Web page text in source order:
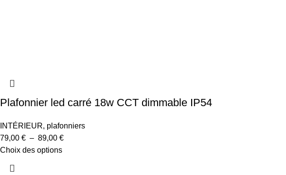
Plafonnier led carré 18w CCT dimmable IP54
INTÉRIEUR, plafonniers
79,00 € – 89,00 €
Choix des options